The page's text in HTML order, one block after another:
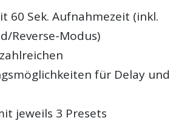
60 Sek. Aufnahmezeit (inkl.
Reverse-Modus)
für Delay und
jeweils 3 Presets